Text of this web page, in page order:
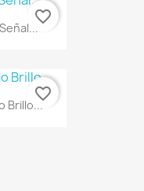
favorite_border
Brillo...
favorite_border